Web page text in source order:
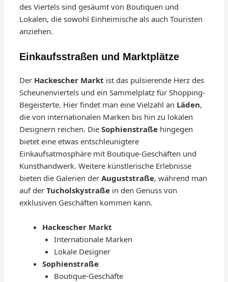
des Viertels sind gesäumt von Boutiquen und
Lokalen, die sowohl Einheimische als auch Touristen
anziehen.
Einkaufsstraßen und Marktplätze
Der Hackescher Markt ist das pulsierende Herz des
Scheunenviertels und ein Sammelplatz für Shopping-
Begeisterte. Hier findet man eine Vielzahl an Läden,
die von internationalen Marken bis hin zu lokalen
Designern reichen. DieSophienstraße hingegen
bietet eine etwas entschleunigtere
Einkaufsatmosphäre mit Boutique-Geschäften und
Kunsthandwerk. Weitere künstlerische Erlebnisse
bieten die Galerien derAuguststraße, während man
auf derTucholskystraße in den Genuss von
exklusiven Geschäften kommen kann.
Hackescher Markt
Internationale Marken
Lokale Designer
Sophienstraße
Boutique-Geschäfte